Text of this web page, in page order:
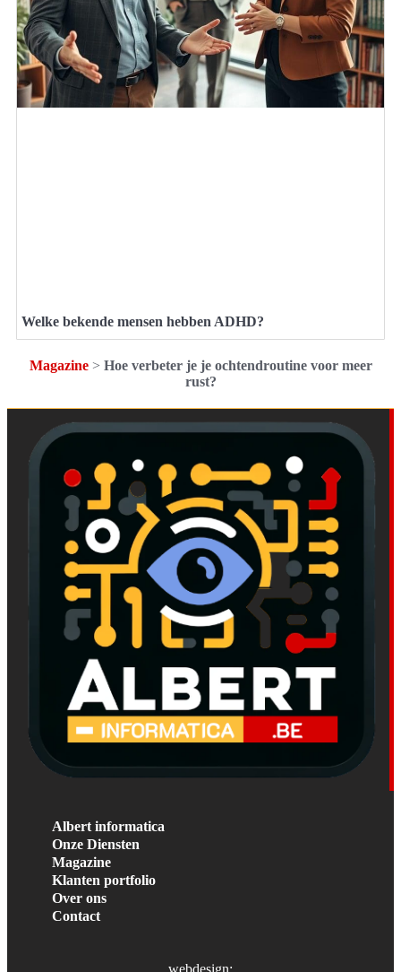
Welke bekende mensen hebben ADHD?
Magazine> Hoe verbeter je je ochtendroutine voor meer
rust?
Albert informatica
Onze Diensten
Magazine
Klanten portfolio
Over ons
Contact
webdesign: